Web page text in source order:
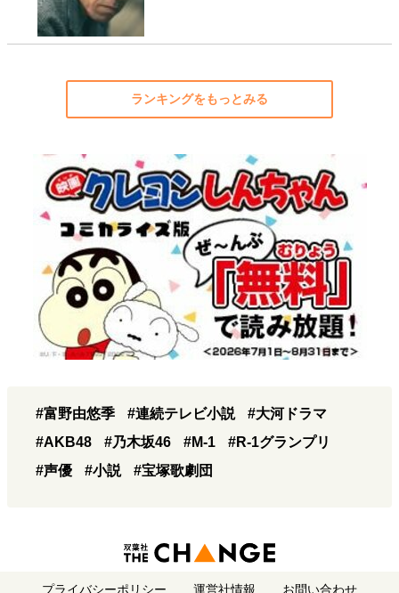
ランキングをもっとみる
#富野由悠季 #連続テレビ小説
#大河ドラマ
#AKB48
#乃木坂46 #M-1
#R-1グランプリ
#声優
#小説 #宝塚歌劇団
プライバシーポリシー 運営社情報 お問い合わせ